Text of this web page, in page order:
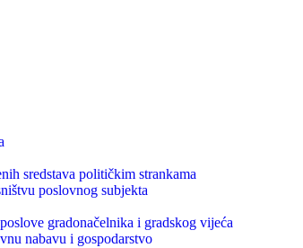
sredstava političkim strankama
poslovnog subjekta
gradonačelnika i gradskog vijeća
nabavu i gospodarstvo